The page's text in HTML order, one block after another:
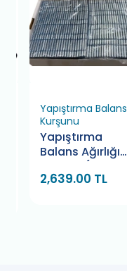
Yapıştırma Balans
Kurşunu
Yapıştırma
Balans Ağırlığı
5-10 gr. (400
Adet)
2,639.00 TL